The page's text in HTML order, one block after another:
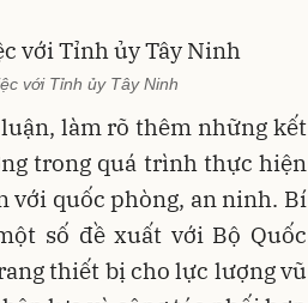
với Tỉnh ủy Tây Ninh
làm rõ thêm những kết
trong quá trình thực hiện
với quốc phòng, an ninh. Bí
số đề xuất với Bộ Quốc
thiết bị cho lực lượng vũ